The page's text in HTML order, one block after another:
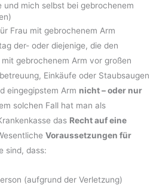
und mich selbst bei gebrochenem
der- oder diejenige, die den
gebrochenem Arm vor großen
Einkäufe oder Staubsaugen
eingegipstem Arm nicht – oder nur
solchen Fall hat man als
das Recht auf eine
Voraussetzungen für
sind, dass:
(aufgrund der Verletzung)